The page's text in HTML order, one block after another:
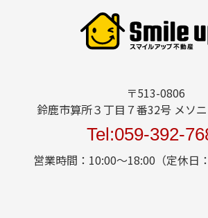
〒513-0806
鈴鹿市算所３丁目７番32号 メソ
Tel:059-392-
営業時間：10:00～18:00（定休日